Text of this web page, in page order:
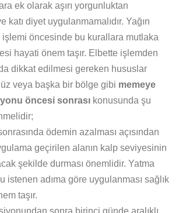
ek olarak aşırı yorgunluktan
katı diyet uygulanmamalıdır. Yağın
öncesinde bu kurallara mutlaka
hayati önem taşır. Elbette işlemden
dikkat edilmesi gereken hususlar
veya başka bir bölge gibi memeye
öncesi sonrası konusunda şu
ödemin azalması açısından
geçirilen alanın kalp seviyesinin
şekilde durması önemlidir. Yatma
istenen adıma göre uygulanması sağlık
taşır.